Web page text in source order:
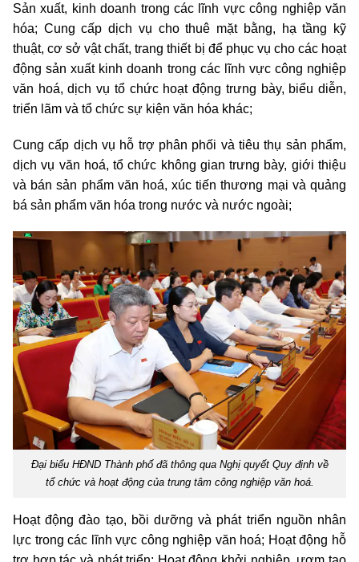
Sản xuất, kinh doanh trong các lĩnh vực công nghiệp văn
hóa; Cung cấp dịch vụ cho thuê mặt bằng, hạ tầng kỹ
thuật, cơ sở vật chất, trang thiết bị để phục vụ cho các hoạt
động sản xuất kinh doanh trong các lĩnh vực công nghiệp
văn hoá, dịch vụ tổ chức hoạt động trưng bày, biểu diễn,
triển lãm và tổ chức sự kiện văn hóa khác;
Cung cấp dịch vụ hỗ trợ phân phối và tiêu thụ sản phẩm,
dịch vụ văn hoá, tổ chức không gian trưng bày, giới thiệu
và bán sản phẩm văn hoá, xúc tiến thương mại và quảng
bá sản phẩm văn hóa trong nước và nước ngoài;
Đại biểu HĐND Thành phố đã thông qua Nghị quyết Quy định về
tổ chức và hoạt động của trung tâm công nghiệp văn hoá.
Hoạt động đào tạo, bồi dưỡng và phát triển nguồn nhân
lực trong các lĩnh vực công nghiệp văn hoá; Hoạt động hỗ